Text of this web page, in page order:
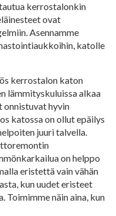
kerrostalonkin
ovat
Asennamme
katolle
kerrostalon katon
lämmityskuluissa alkaa
onnistuvat hyvin
katossa on ollut epäilys
juuri talvella.
on helppo
eristettä vain vähän
kun uudet eristeet
Toimimme näin aina, kun